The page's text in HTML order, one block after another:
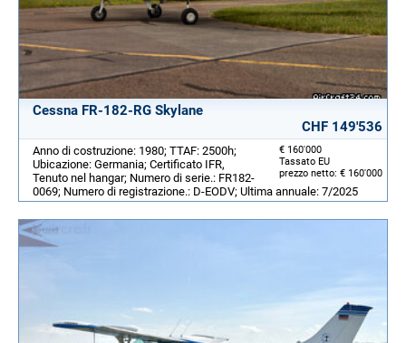
Cessna FR-182-RG Skylane
CHF 149'536
€ 160'000
Tassato EU
prezzo netto: € 160'000
Anno di costruzione: 1980; TTAF: 2500h;
Ubicazione: Germania; Certificato IFR,
Tenuto nel hangar; Numero di serie.: FR182-
0069; Numero di registrazione.: D-EODV; Ultima annuale: 7/2025